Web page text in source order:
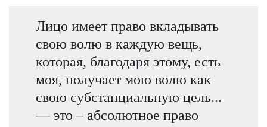
Лицо имеет право вкладывать
свою волю в каждую вещь,
которая, благодаря этому, есть
моя, получает мою волю как
свою субстанциальную цель...
— это – абсолютное право